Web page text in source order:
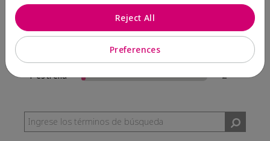
3 estrellas
1
1 estrella
2
Preferences
Reject All